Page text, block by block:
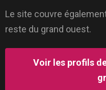
Le site couvre
reste du grand ouest.
Voir les profils